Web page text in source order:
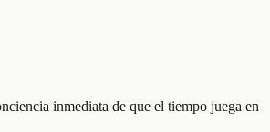
inmediata de que el tiempo juega en